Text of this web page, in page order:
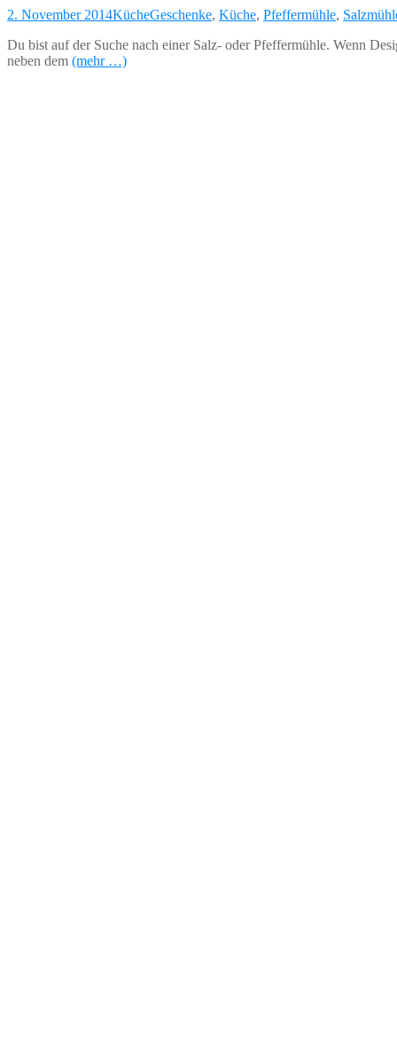
2. November 2014KücheGeschenke, Küche, Pfeffermühle,
Du bist auf der Suche nach einer Salz- oder Pfeffermühle. Wenn
neben dem (mehr …)